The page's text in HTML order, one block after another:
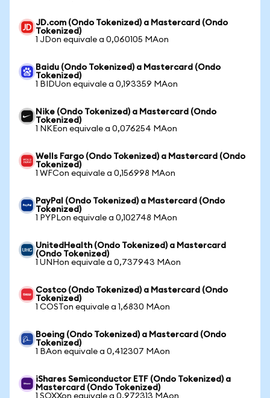
JD.com (Ondo Tokenized) a Mastercard (Ondo
Tokenized)
1 JDon equivale a 0,060105 MAon
Baidu (Ondo Tokenized) a Mastercard (Ondo
Tokenized)
1 BIDUon equivale a 0,193359 MAon
Nike (Ondo Tokenized) a Mastercard (Ondo
Tokenized)
1 NKEon equivale a 0,076254 MAon
Wells Fargo (Ondo Tokenized) a Mastercard (Ondo
Tokenized)
1 WFCon equivale a 0,156998 MAon
PayPal (Ondo Tokenized) a Mastercard (Ondo
Tokenized)
1 PYPLon equivale a 0,102748 MAon
UnitedHealth (Ondo Tokenized) a Mastercard
(Ondo Tokenized)
1 UNHon equivale a 0,737943 MAon
Costco (Ondo Tokenized) a Mastercard (Ondo
Tokenized)
1 COSTon equivale a 1,6830 MAon
Boeing (Ondo Tokenized) a Mastercard (Ondo
Tokenized)
1 BAon equivale a 0,412307 MAon
iShares Semiconductor ETF (Ondo Tokenized) a
Mastercard (Ondo Tokenized)
1 SOXXon equivale a 0,972313 MAon